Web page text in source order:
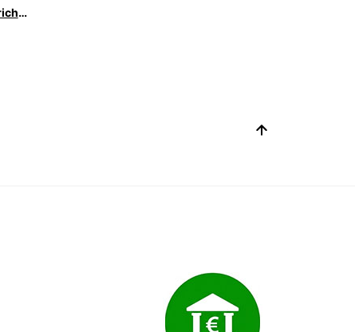
Finden Sie die richtige Mietwagengröße